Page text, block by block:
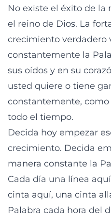
No existe el éxito de la
el reino de Dios. La
crecimiento verdadero
constantemente la
sus oídos y en su
usted quiere o tiene
constantemente,
todo el tiempo.
Decida hoy empezar
crecimiento. Decida
manera constante la
Cada día una línea
cinta aquí, una cinta
Palabra cada hora del